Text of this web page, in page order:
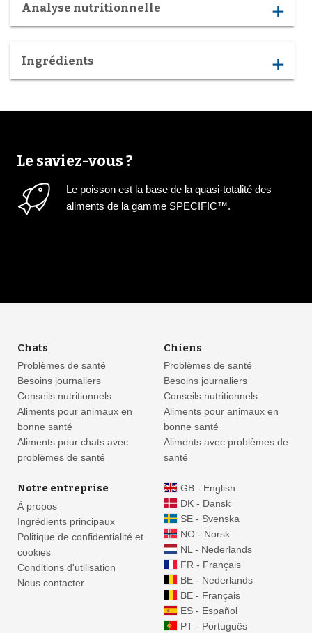
Analyse nutritionnelle add
Ingrédients add
Le saviez-vous ?
Le poisson est la base de la quasi-totalité des
aliments de la gamme SPECIFIC™.
Chats
Problèmes de santé
Besoins journaliers
Conseils nutritionnels
Aliments pour animaux en
bonne santé
Aliments pour chats avec
problèmes de santé
Chiens
Problèmes de santé
Besoins journaliers
Conseils nutritionnels
Aliments pour animaux en
bonne santé
Aliments avec problèmes de
santé
Notre entreprise
À propos
Ingrédients principaux
Politique de confidentialité et
cookies
Conditions d'utilisation
Nous contacter
GB - English
DK - Dansk
SE - Svenska
NO - Norsk
NL - Nederlands
FR - Français
BE - Nederlands
BE - Français
ES - Español
PT - Português